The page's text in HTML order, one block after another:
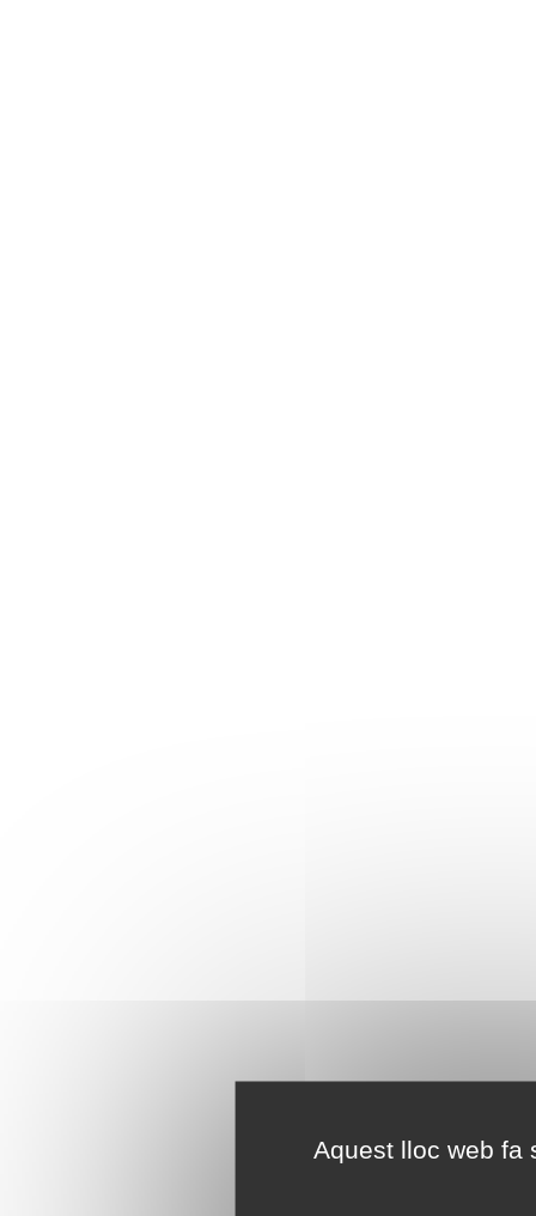
Aquest lloc web fa